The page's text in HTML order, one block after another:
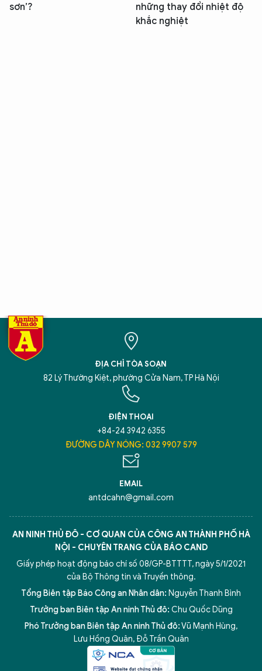
sơn’?
những thay đổi nhiệt độ
khắc nghiệt
ĐỊA CHỈ TÒA SOẠN
82 Lý Thường Kiệt, phường Cửa Nam, TP Hà Nội
ĐIỆN THOẠI
+84-24 3942 6355
ĐƯỜNG DÂY NÓNG: 032 9907 579
EMAIL
antdcahn@gmail.com
AN NINH THỦ ĐÔ - CƠ QUAN CỦA CÔNG AN THÀNH PHỐ HÀ
NỘI - CHUYÊN TRANG CỦA BÁO CAND
Giấy phép hoạt động báo chí số 08/GP-BTTTT, ngày 5/1/2021
của Bộ Thông tin và Truyền thông.
Tổng Biên tập Báo Công an Nhân dân: Nguyễn Thanh Bình
Trưởng ban Biên tập An ninh Thủ đô: Chu Quốc Dũng
Phó Trưởng ban Biên tập An ninh Thủ đô:Vũ Mạnh Hùng,
Lưu Hồng Quân, Đỗ Trần Quân
5 điểm nghẽn của Hà Nội giải pháp xử lý điểm nghẽn của